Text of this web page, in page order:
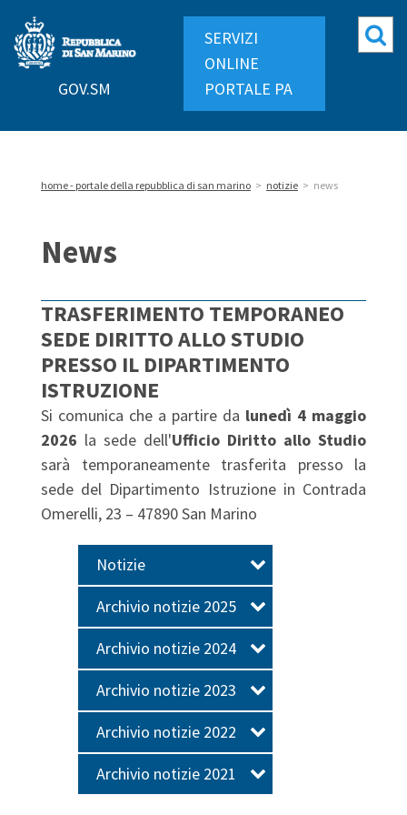
Repubblica
di
GOV.SM
SERVIZI
ONLINE
PORTALE PA
home - portale della repubblica di san marino > notizie > news
News
TRASFERIMENTO TEMPORANEO
SEDE DIRITTO ALLO STUDIO
PRESSO IL DIPARTIMENTO
ISTRUZIONE
Si comunica che a partire da lunedì 4 maggio
2026 la sede dell'Ufficio Diritto allo Studio
sarà temporaneamente trasferita presso la
sede del Dipartimento Istruzione in Contrada
Omerelli, 23 – 47890 San Marino
Notizie
Archivio notizie 2025
Archivio notizie 2024
Archivio notizie 2023
Archivio notizie 2022
Archivio notizie 2021